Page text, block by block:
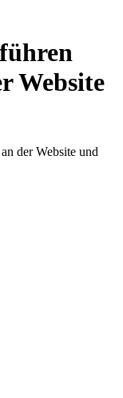
Website
der Website und